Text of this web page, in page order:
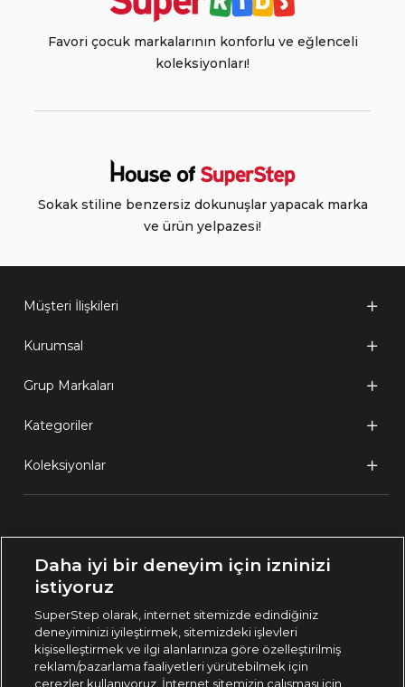
Favori çocuk markalarının konforlu ve eğlenceli
koleksiyonları!
Sokak stiline benzersiz dokunuşlar yapacak marka
ve ürün yelpazesi!
Müşteri İlişkileri
Kurumsal
Grup Markaları
Kategoriler
Koleksiyonlar
🇹🇷 Türkiye
444 37 36
Daha iyi bir deneyim için izninizi
istiyoruz
SuperStep olarak, internet sitemizde edindiğiniz
deneyiminizi iyileştirmek, sitemizdeki işlevleri
kişiselleştirmek ve ilgi alanlarınıza göre özelleştirilmiş
reklam/pazarlama faaliyetleri yürütebilmek için
çerezler kullanıyoruz. İnternet sitemizin çalışması için